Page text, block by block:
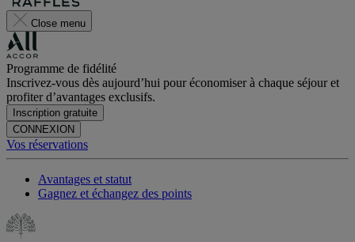
Close menu
Programme de fidélité
Inscrivez-vous dès aujourd’hui pour économiser à chaque séjour et
profiter d’avantages exclusifs.
Inscription gratuite
CONNEXION
Vos réservations
Avantages et statut
Gagnez et échangez des points